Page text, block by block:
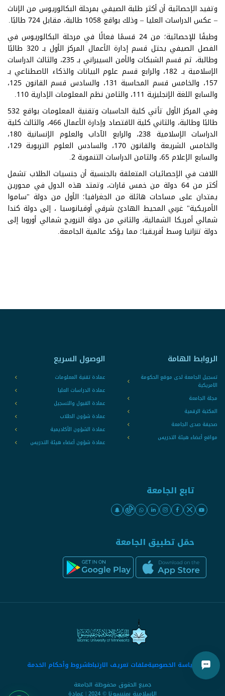
وتفيد الإحصائية أن أكثر طلبة الصيفي بمرحلة البكالوريوس من الإناث
– عكس الدراسات العليا – وذلك بواقع 1058 طالبة، مقابل 724 طالبًا.
وطبقًا للإحصائية؛ من 24 قسمًا فعالًا في مرحلة البكالوريوس في
الفصل الصيفي يحتل قسم إدارة الأعمال المركز الأول بـ 320 طالبًا
وطالبة، ثم قسم الشبكات والأمن السيبراني بـ 235، والثالث الدراسات
الإسلامية بـ 182، والرابع قسم علوم البيانات والذكاء الاصطناعي بـ
157، والخامس قسم المحاسبة 131، والسادس قسم القانون 125،
والسابع اللغة الإنجليزية 111، والثامن نظم المعلومات الإدارية 110.
وفي المركز الأول تأتي كلية الحاسبات وتقنية المعلومات بواقع 532
طالبًا وطالبة، والثاني كلية الاقتصاد وإدارة الأعمال 466، والثالث كلية
الدراسات الإسلامية 238، والرابع الآداب والعلوم الإنسانية 180،
والخامس الشريعة والقانون 170، والسادس العلوم التربوية 129،
والسابع الإعلام 65، والثامن الدراسات التنموية 2.
اللافت في الإحصائيات المتعلقة بالجنسية أن جنسيات الطلاب تشمل
أكثر من 64 دولة من خمس قارات، وتمتد هذه الدول في محورين
يمتدان على مساحات هائلة من الجغرافيا؛ الأول من دولة "ساموا
الأمريكية" غربي المحيط الهادئ شرقي أوقيانوسيا ، إلى دولة كندا
شمالي أمريكا الشمالية، والثاني من دولة النرويج شمالي أوروبا إلى
دولة تنزانيا وسط أفريقيا؛ مما يؤكد عالمية الجامعة.
الروابط الهامة
تسجيل الجامعة لدى موقع الحكومة
الامريكية
مجلة الجامعة
المكتبة الرقمية
صحيفة صدى الجامعة
مواقع أعضاء هيئة التدريس
الوصول السريع
عمادة تقنية المعلومات
عمادة الدراسات العليا
عمادة القبول والتسجيل
عمادة شؤون الطلاب
عمادة الشؤون الأكاديمية
عمادة شؤون أعضاء هيئة التدريس
تابع الجامعة
حمّل تطبيق الجامعة
سياسة الخصوصيةملفات تعريف الارتباطشروط وأحكام الخدمة
جميع الحقوق محفوظة الجامعة
الإسلامية بمنيسوتا © 2024 | عمادة